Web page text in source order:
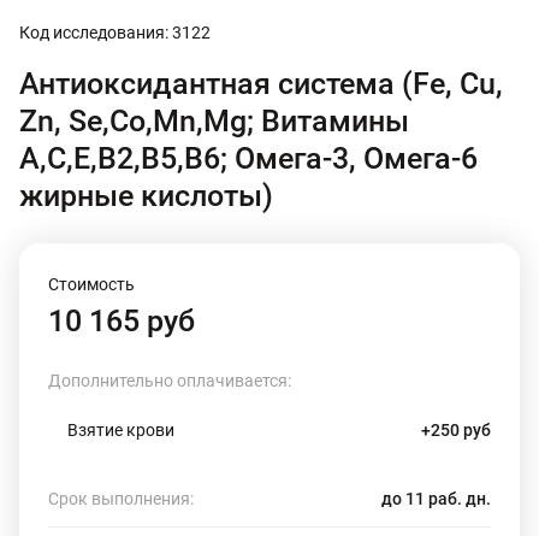
Код исследования: 3122
Антиоксидантная система (Fe, Cu,
Zn, Se,Co,Mn,Mg; Витамины
A,C,E,B2,B5,B6; Омега-3, Омега-6
жирные кислоты)
Стоимость
10 165 руб
Дополнительно оплачивается:
Взятие крови +250 руб
Срок выполнения: до 11 раб. дн.